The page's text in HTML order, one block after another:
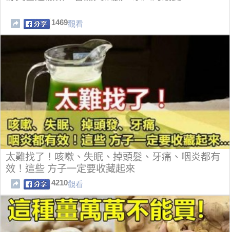
1469觀看
太難找了！咳嗽、失眠、掉頭髮、牙痛、咽炎都有
效！這些 方子一定要收藏起來
4210觀看